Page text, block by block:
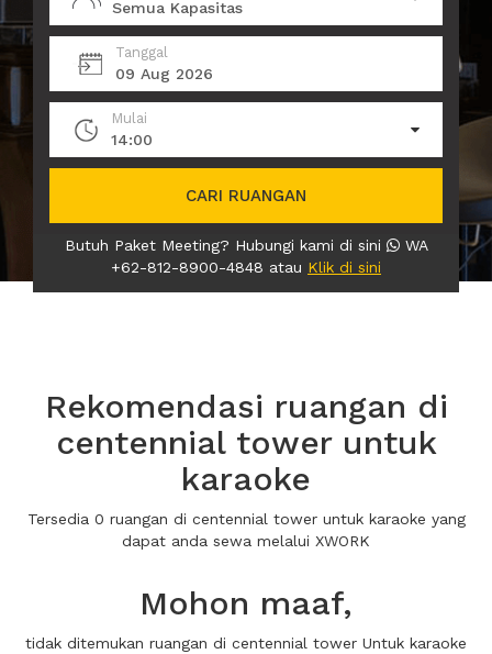
Semua Kapasitas
Tanggal
09 Aug 2026
Mulai
14:00
CARI RUANGAN
Butuh Paket Meeting? Hubungi kami di sini
WA
+62-812-8900-4848 atau Klik di sini
Rekomendasi ruangan di
centennial tower untuk
karaoke
Tersedia 0 ruangan di centennial tower untuk karaoke yang
dapat anda sewa melalui XWORK
Mohon maaf,
tidak ditemukan ruangan di centennial tower Untuk karaoke